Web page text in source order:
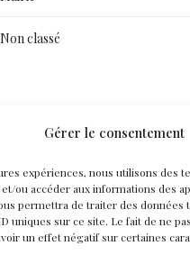
Gérer le consentement
expériences, nous utilisons des
ou accéder aux informations des
permettra de traiter des
uniques sur ce site. Le fait de ne
un effet négatif sur certaines
Non classé